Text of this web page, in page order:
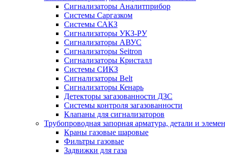
Сигнализаторы Аналитприбор
Системы Саргазком
Системы САКЗ
Сигнализаторы УКЗ-РУ
Сигнализаторы АВУС
Сигнализаторы Seitron
Сигнализаторы Кристалл
Системы СИКЗ
Сигнализаторы Belt
Сигнализаторы Кенарь
Детекторы загазованности ДЗС
Системы контроля загазованности
Клапаны для сигнализаторов
Трубопроводная запорная арматура, детали и
Краны газовые шаровые
Фильтры газовые
Задвижки для газа